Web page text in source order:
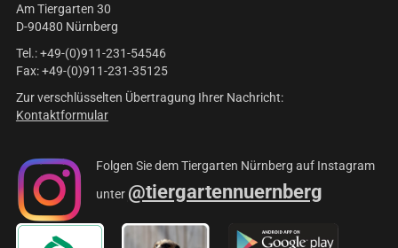
Am Tiergarten 30
D-90480 Nürnberg
Tel.: +49-(0)911-231-54546
Fax: +49-(0)911-231-35125
Zur verschlüsselten Übertragung Ihrer Nachricht:
Kontaktformular
Folgen Sie dem Tiergarten Nürnberg auf Instagram
unter @tiergartennuernberg